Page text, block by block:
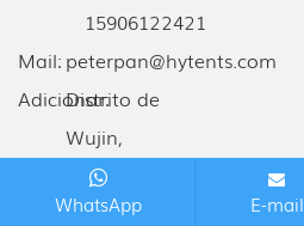
Adicionar:Distrito de
Wujin,
Changzhou,
Jiangsu, China
15906122421
Mail: peterpan@hytents.com
WhatsApp E-mail